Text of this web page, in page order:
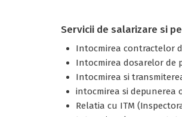
Servicii de salarizare si
Intocmirea contractelor
Intocmirea dosarelor de
Intocmirea si
intocmirea si depunerea
Relatia cu ITM